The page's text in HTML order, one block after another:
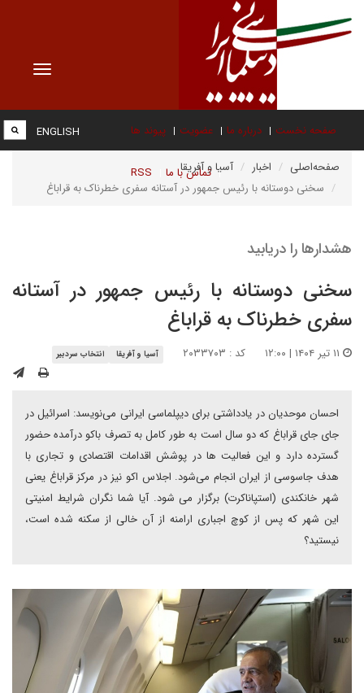
Toggle
صفحه نخست درباره ما عضویت پیوند ها
تماس با ما RSS
ENGLISH
صفحه‌اصلی اخبار
آسیا و آفریقا
سخنی دوستانه با رئیس جمهور در آستانه سفری خطرناک به قراباغ
هشدارها را دریابید
سخنی دوستانه با رئیس جمهور در آستانه
سفری خطرناک به قراباغ
کد : ۲۰۳۳۷۰۳ آسیا و آفریقا انتخاب سردبیر
احسان موحدیان در یادداشتی برای دیپلماسی ایرانی می‌نویسد: اسرائیل در
جای جای قراباغ که دو سال است به طور کامل به تصرف باکو درآمده حضور
گسترده دارد و این فعالیت ها در پوشش اقدامات اقتصادی و تجاری با
هدف جاسوسی از ایران انجام می‌شود. اجلاس اکو نیز در مرکز قراباغ یعنی
شهر خانکندی (استپاناکرت) برگزار می شود. آیا شما نگران شرایط امنیتی
این شهر که پس از کوچ اجباری ارامنه از آن خالی از سکنه شده است،
نیستید؟